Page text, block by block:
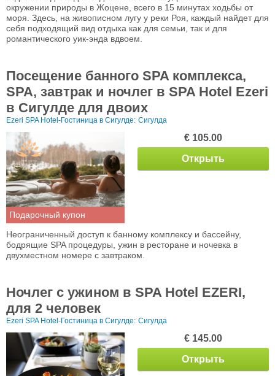
окружении природы в Жоцене, всего в 15 минутах ходьбы от
моря. Здесь, на живописном лугу у реки Роя, каждый найдет для
себя подходящий вид отдыха как для семьи, так и для
романтического уик-энда вдвоем.
Посещение банного SPA комплекса,
SPA, завтрак и ночлег в SPA Hotel Ezeri
в Сигулде для двоих
Ezeri SPA Hotel-Гостиница в Сигулде: Сигулда
Подарочный купон
€ 105.00
Открыть
Неограниченный доступ к банному комплексу и бассейну,
бодрящие SPA процедуры, ужин в ресторане и ночевка в
двухместном номере с завтраком.
Ночлег с ужином в SPA Hotel EZERI,
для 2 человек
Ezeri SPA Hotel-Гостиница в Сигулде: Сигулда
€ 145.00
Открыть